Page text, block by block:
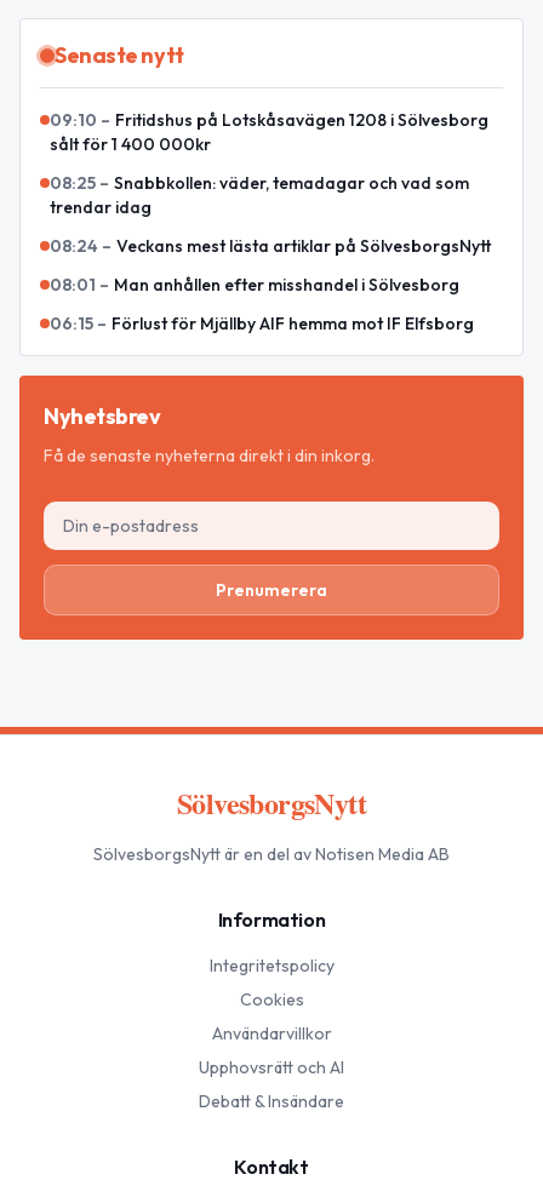
Senaste nytt
09:10 – Fritidshus på Lotskåsavägen 1208 i Sölvesborg
sålt för 1 400 000kr
08:25 – Snabbkollen: väder, temadagar och vad som
trendar idag
08:24 – Veckans mest lästa artiklar på SölvesborgsNytt
08:01 – Man anhållen efter misshandel i Sölvesborg
06:15 – Förlust för Mjällby AIF hemma mot IF Elfsborg
Nyhetsbrev
Få de senaste nyheterna direkt i din inkorg.
Prenumerera
SölvesborgsNytt
SölvesborgsNyttär en del av Notisen Media AB
Information
Integritetspolicy
Cookies
Användarvillkor
Upphovsrätt och AI
Debatt & Insändare
Kontakt